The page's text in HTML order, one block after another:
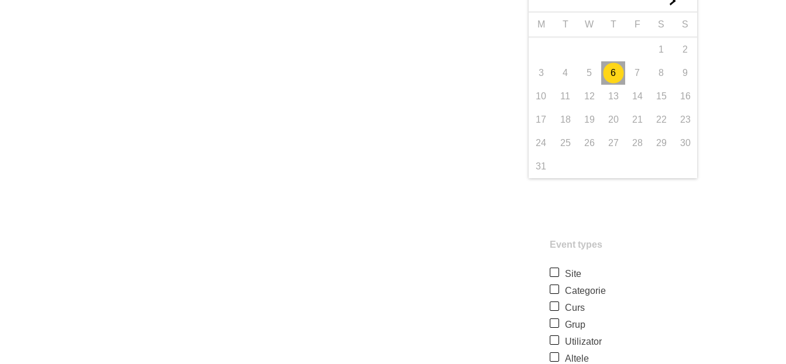
M T W T F S S
1 2
3 4 5 6 7 8 9
10 11 12 13 14 15 16
17 18 19 20 21 22 23
24 25 26 27 28 29 30
31
Event types
Site
Categorie
Curs
Grup
Utilizator
Altele